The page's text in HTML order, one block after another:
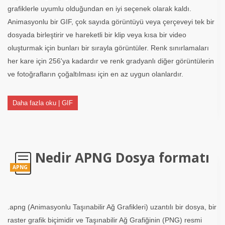
grafiklerle uyumlu olduğundan en iyi seçenek olarak kaldı.
Animasyonlu bir GIF, çok sayıda görüntüyü veya çerçeveyi tek bir
dosyada birleştirir ve hareketli bir klip veya kısa bir video
oluşturmak için bunları bir sırayla görüntüler. Renk sınırlamaları
her kare için 256'ya kadardır ve renk gradyanlı diğer görüntülerin
ve fotoğrafların çoğaltılması için en az uygun olanlardır.
Daha fazla oku | GIF
APNG
Nedir APNG Dosya formatı
.apng (Animasyonlu Taşınabilir Ağ Grafikleri) uzantılı bir dosya, bir
raster grafik biçimidir ve Taşınabilir Ağ Grafiğinin (PNG) resmi